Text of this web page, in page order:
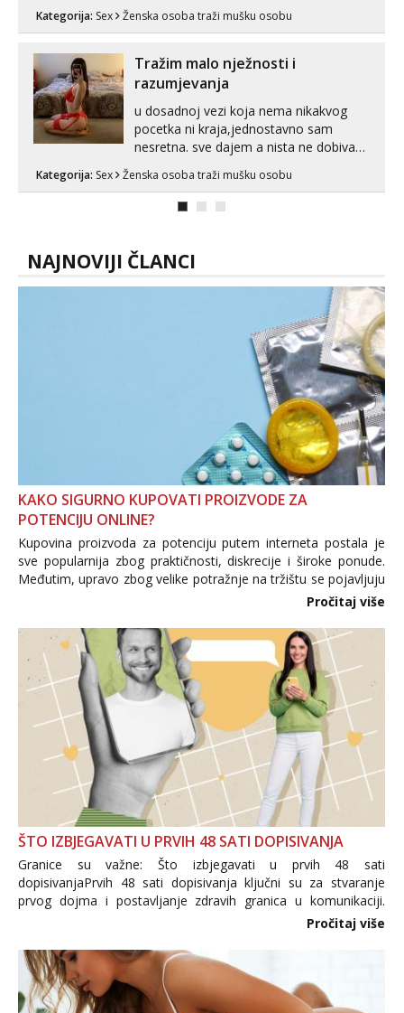
puta dnevno bilo kad i bilo gdje zato se
link ispod i nadji me tamo, cekam te!
Kategorija: Sex Ženska osoba traži mušku osobu
Tražim malo nježnosti i
razumjevanja
u dosadnoj vezi koja nema nikakvog
pocetka ni kraja,jednostavno sam
nesretna. sve dajem a nista ne dobivam
zadovoljiti moje potrebe,ne trazim puno
samo malo njeznosti i razumjevanja.
muskar...
Kategorija: Sex Ženska osoba traži mušku osobu
NAJNOVIJI ČLANCI
KAKO SIGURNO KUPOVATI PROIZVODE ZA
POTENCIJU ONLINE?
Kupovina proizvoda za potenciju putem interneta postala je
sve popularnija zbog praktičnosti, diskrecije i široke ponude.
Međutim, upravo zbog velike potražnje na tržištu se pojavljuju
i brojni krivotvoreni proizvodi, nepouzdane internetske
Pročitaj više
ŠTO IZBJEGAVATI U PRVIH 48 SATI DOPISIVANJA
Granice su važne: Što izbjegavati u prvih 48 sati
dopisivanjaPrvih 48 sati dopisivanja ključni su za stvaranje
prvog dojma i postavljanje zdravih granica u komunikaciji.
Važno je izbjeći prebrzo otkrivanje osobnih ili intimnih
informacija, jer nepoznata osoba još nije zaslužila to
povjerenje. Takođe...
Pročitaj više